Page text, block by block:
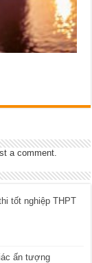
a comment.
tốt nghiệp THPT
ấn tượng